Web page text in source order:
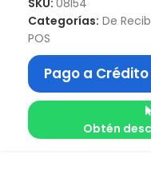
SKU: 08I54
Categorías: De
POS
Pago a
Obtén